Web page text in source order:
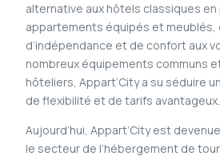
alternative aux hôtels classiques
appartements équipés et meublés,
d’indépendance et de confort aux
nombreux équipements communs
hôteliers, Appart’City a su séduire
de flexibilité et de tarifs avantageux.
Aujourd’hui, Appart’City est
le secteur de l’hébergement de